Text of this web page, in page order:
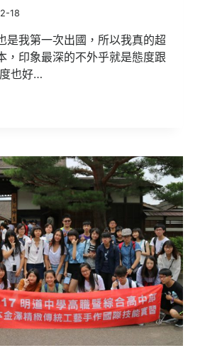
18
是我第一次出國，所以我真的超
，印象最深的不外乎就是態度跟
也好…